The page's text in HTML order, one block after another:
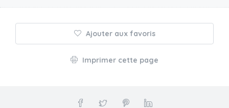
Ajouter aux favoris
Imprimer cette page